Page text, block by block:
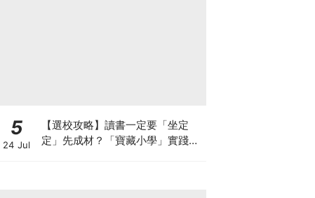
5
24 Jul
【選校攻略】讀書一定要「坐定
定」先成材？「寶藏小學」實踐動